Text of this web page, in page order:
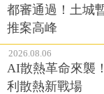
都審通過！土城
推案高峰
2026.08.06
AI散熱革命來襲
利散熱新戰場